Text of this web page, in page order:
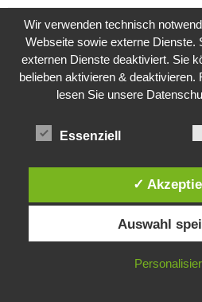
Das Leben des Lachs
12. Oktober 2020
9. Juli 2018
Was ist denn das? -
Diese Website verwendet Cookies.
Website stimmst du der Verwendung von
IN
Wir verwenden technisch
Webseite sowie externe Dienste.
externen Dienste deaktiviert. Sie
belieben aktivieren & deaktivieren.
lesen Sie unsere
Essenziell
✓
Auswahl